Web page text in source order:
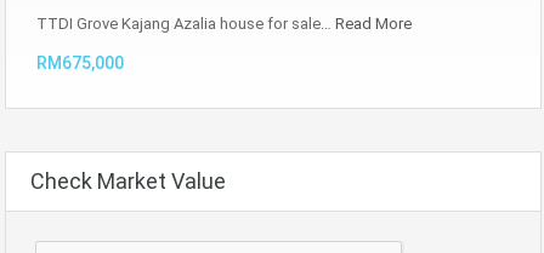
TTDI Grove Kajang Azalia house for sale… Read More
RM675,000
Check Market Value